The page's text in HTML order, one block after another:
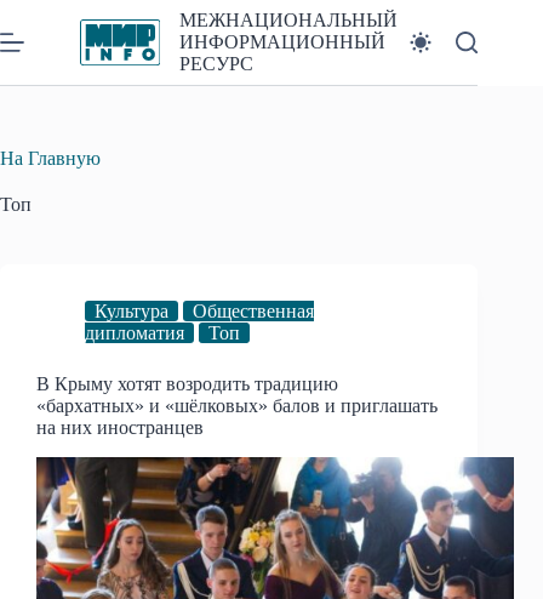
к
сути
МЕЖНАЦИОНАЛЬНЫЙ
ИНФОРМАЦИОННЫЙ
РЕСУРС
На Главную
Топ
Культура
Общественная
дипломатия
Топ
В Крыму хотят возродить традицию
«бархатных» и «шёлковых» балов и приглашать
на них иностранцев